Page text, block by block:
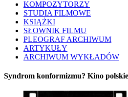
KOMPOZYTORZY
STUDIA FILMOWE
KSIĄŻKI
SŁOWNIK FILMU
PLEOGRAF ARCHIWUM
ARTYKUŁY
ARCHIWUM WYKŁADÓW
Syndrom konformizmu? Kino polskie